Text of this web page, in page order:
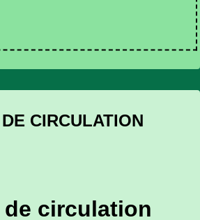
CIRCULATION
de circulation